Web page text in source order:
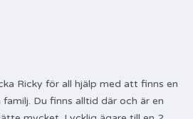
Ricky för all hjälp med att finns en
Du finns alltid där och är en